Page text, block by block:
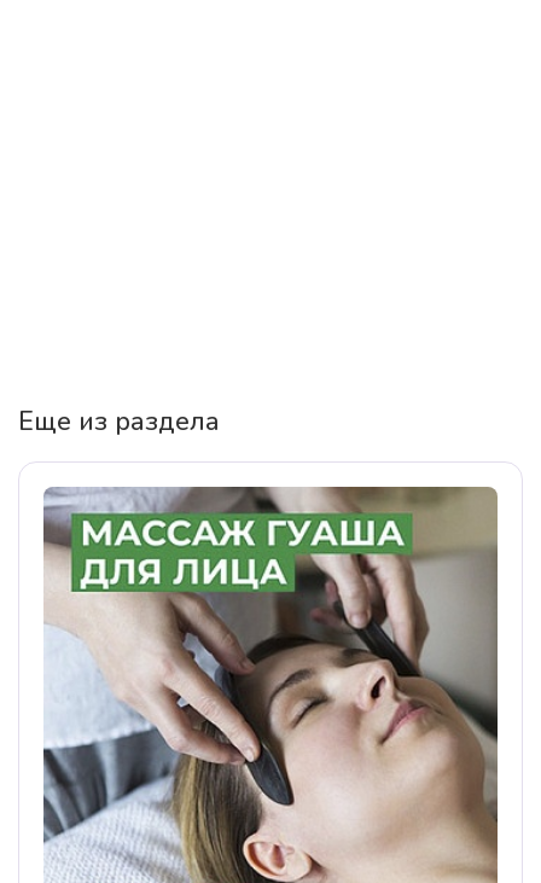
Еще из раздела